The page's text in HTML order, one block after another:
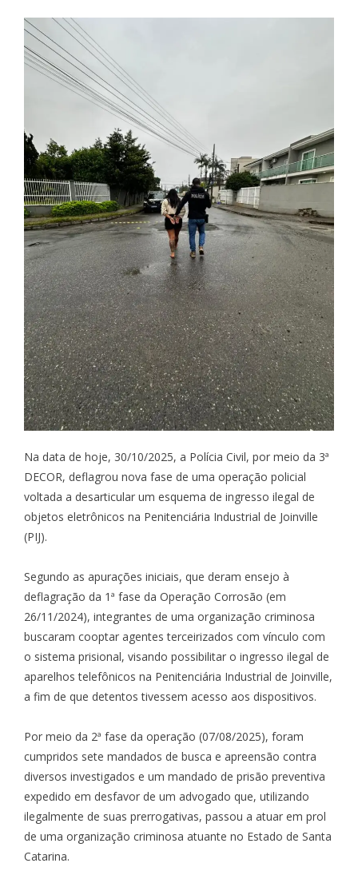
Na data de hoje, 30/10/2025, a Polícia Civil, por meio da 3ª
DECOR, deflagrou nova fase de uma operação policial
voltada a desarticular um esquema de ingresso ilegal de
objetos eletrônicos na Penitenciária Industrial de Joinville
(PIJ).
Segundo as apurações iniciais, que deram ensejo à
deflagração da 1ª fase da Operação Corrosão (em
26/11/2024), integrantes de uma organização criminosa
buscaram cooptar agentes terceirizados com vínculo com
o sistema prisional, visando possibilitar o ingresso ilegal de
aparelhos telefônicos na Penitenciária Industrial de Joinville,
a fim de que detentos tivessem acesso aos dispositivos.
Por meio da 2ª fase da operação (07/08/2025), foram
cumpridos sete mandados de busca e apreensão contra
diversos investigados e um mandado de prisão preventiva
expedido em desfavor de um advogado que, utilizando
ilegalmente de suas prerrogativas, passou a atuar em prol
de uma organização criminosa atuante no Estado de Santa
Catarina.